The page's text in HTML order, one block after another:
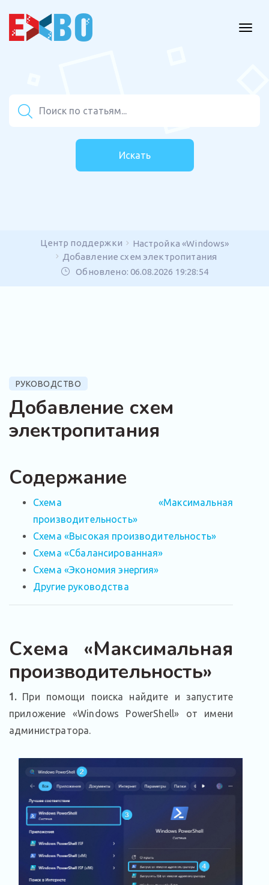
Искать
Центр поддержки
Настройка «Windows»
Добавление схем электропитания
Обновлено: 06.08.2026 19:28:54
РУКОВОДСТВО
Добавление схем
электропитания
Содержание
Схема «Максимальная
производительность»
Схема «Высокая производительность»
Схема «Сбалансированная»
Схема «Экономия энергия»
Другие руководства
Схема «Максимальная
производительность»
1.При помощи поиска найдите и запустите
приложение «Windows PowerShell» от имени
администратора.